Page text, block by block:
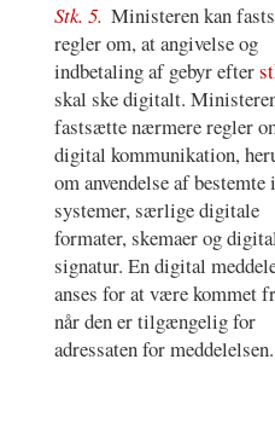
Stk. 5. Ministeren kan
regler om, at angivelse og
indbetaling af gebyr efter
skal ske digitalt.
fastsætte nærmere regler
digital kommunikation,
om anvendelse af bestemte
systemer, særlige digitale
formater, skemaer og
signatur. En digital
anses for at være kommet
når den er tilgængelig for
adressaten for meddelelsen.